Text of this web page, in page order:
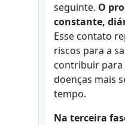
seguinte. O
constante,
Esse contato
riscos para a
contribuir para
doenças mais
tempo.
Na terceira